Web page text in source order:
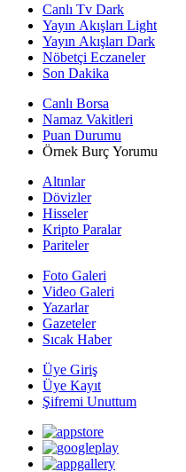
Canlı Tv Dark
Yayın Akışları Light
Yayın Akışları Dark
Nöbetçi Eczaneler
Son Dakika
Canlı Borsa
Namaz Vakitleri
Puan Durumu
Örnek Burç Yorumu
Altınlar
Dövizler
Hisseler
Kripto Paralar
Pariteler
Foto Galeri
Video Galeri
Yazarlar
Gazeteler
Sıcak Haber
Üye Giriş
Üye Kayıt
Şifremi Unuttum